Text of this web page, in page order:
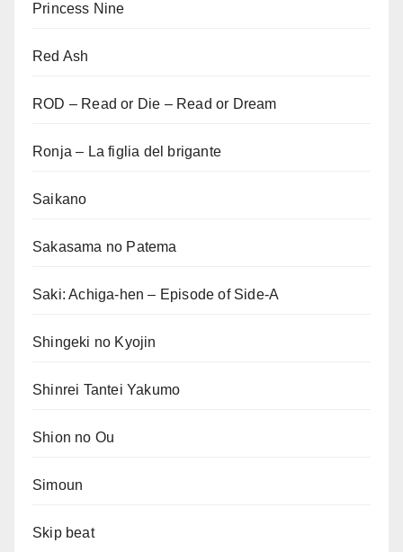
Princess Nine
Red Ash
ROD – Read or Die – Read or Dream
Ronja – La figlia del brigante
Saikano
Sakasama no Patema
Saki: Achiga-hen – Episode of Side-A
Shingeki no Kyojin
Shinrei Tantei Yakumo
Shion no Ou
Simoun
Skip beat